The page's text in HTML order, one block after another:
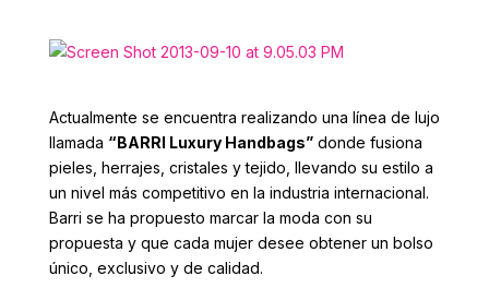
Actualmente se encuentra realizando una línea de lujo
llamada “BARRI Luxury Handbags”donde fusiona
pieles, herrajes, cristales y tejido, llevando su estilo a
un nivel más competitivo en la industria internacional.
Barri se ha propuesto marcar la moda con su
propuesta y que cada mujer desee obtener un bolso
único, exclusivo y de calidad.